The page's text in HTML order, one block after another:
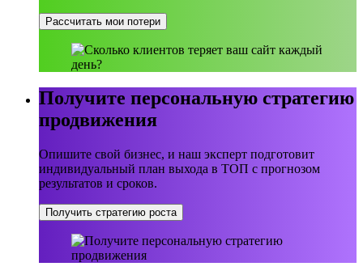
Рассчитать мои потери
Получите персональную стратегию
продвижения
Опишите свой бизнес, и наш эксперт подготовит
индивидуальный план выхода в ТОП с прогнозом
результатов и сроков.
Получить стратегию роста